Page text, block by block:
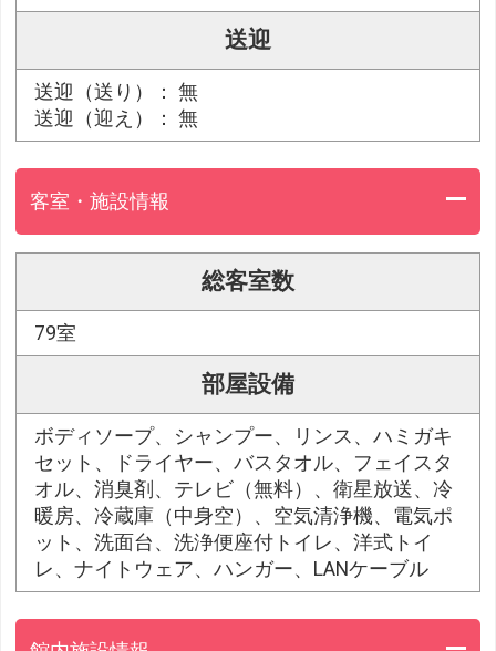
送迎
送迎（送り）： 無
送迎（迎え）： 無
客室・施設情報
総客室数
79室
部屋設備
ボディソープ、シャンプー、リンス、ハミガキ
セット、ドライヤー、バスタオル、フェイスタ
オル、消臭剤、テレビ（無料）、衛星放送、冷
暖房、冷蔵庫（中身空）、空気清浄機、電気ポ
ット、洗面台、洗浄便座付トイレ、洋式トイ
レ、ナイトウェア、ハンガー、LANケーブル